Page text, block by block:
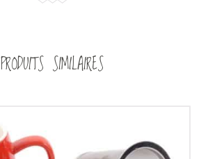
PRODUITS SIMILAIRES